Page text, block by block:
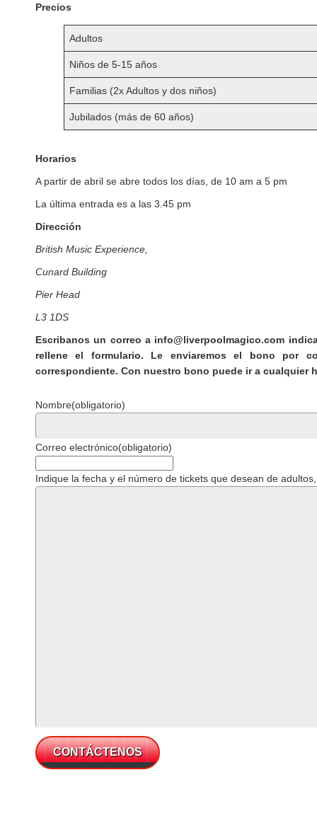
Precios
Adultos
Niños de 5-15 años
Familias (2x Adultos y dos niños)
Jubilados (más de 60 años)
Horarios
A partir de abril se abre todos los días, de 10 am a 5 pm
La última entrada es a las 3.45 pm
Dirección
British Music Experience,
Cunard Building
Pier Head
L3 1DS
Escribanos un correo a info@liverpoolmagico.com
rellene el formulario. Le enviaremos el bono por
correspondiente. Con nuestro bono puede ir a cualquier
Nombre(obligatorio)
Correo electrónico(obligatorio)
Indique la fecha y el número de tickets que desean de
CONTÁCTENOS